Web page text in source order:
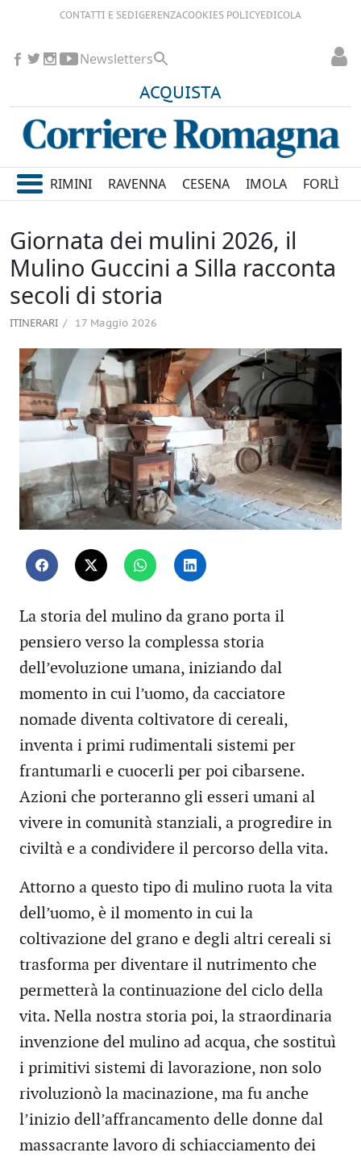
CONTATTI E SEDIGERENZACOOKIES POLICYEDICOLA
ACQUISTA
Newsletters
RIMINI RAVENNA CESENA IMOLA FORLÌ
Giornata dei mulini 2026, il
Mulino Guccini a Silla racconta
secoli di storia
ITINERARI 17 Maggio 2026
La storia del mulino da grano porta il
pensiero verso la complessa storia
dell’evoluzione umana, iniziando dal
momento in cui l’uomo, da cacciatore
nomade diventa coltivatore di cereali,
inventa i primi rudimentali sistemi per
frantumarli e cuocerli per poi cibarsene.
Azioni che porteranno gli esseri umani al
vivere in comunità stanziali, a progredire in
civiltà e a condividere il percorso della vita.
Attorno a questo tipo di mulino ruota la vita
dell’uomo, è il momento in cui la
coltivazione del grano e degli altri cereali si
trasforma per diventare il nutrimento che
permetterà la continuazione del ciclo della
vita. Nella nostra storia poi, la straordinaria
invenzione del mulino ad acqua, che sostituì
i primitivi sistemi di lavorazione, non solo
rivoluzionò la macinazione, ma fu anche
l’inizio dell’affrancamento delle donne dal
massacrante lavoro di schiacciamento dei